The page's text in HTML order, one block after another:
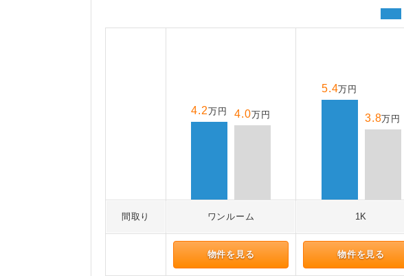
間取り ワンルーム 1K
物件を見る 物件を見る
4.2万円 4.0万円
5.4万円
3.8万円